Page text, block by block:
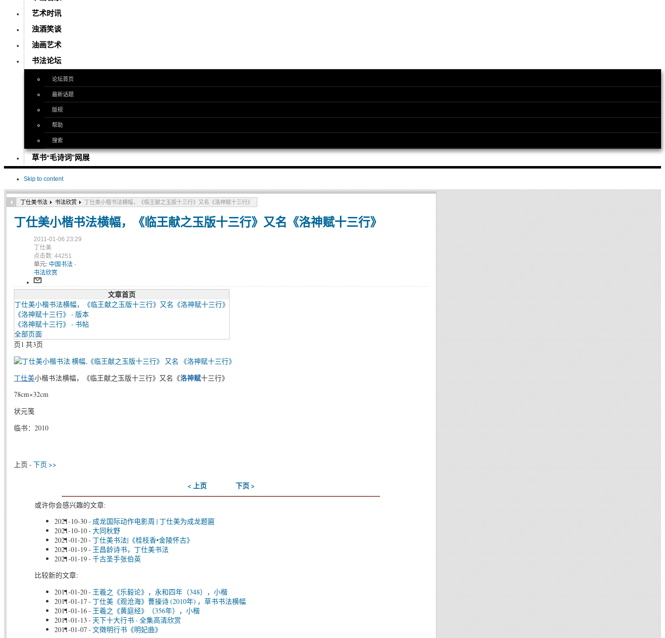
艺术时讯
浊酒笑谈
油画艺术
书法论坛
论坛首页
最新话题
版规
帮助
搜索
草书“毛诗词”网展
Skip to content
丁仕美书法 书法欣赏 丁仕美小楷书法横幅，《临王献之玉版十三行》又名《洛神赋十三行》
丁仕美小楷书法横幅，《临王献之玉版十三行》又名《洛神赋十三行》
2011-01-06 23:29
丁仕美
点击数: 44251
单元: 中国书法 -
书法欣赏
文章首页
丁仕美小楷书法横幅，《临王献之玉版十三行》又名《洛神赋十三行》
《洛神赋十三行》 - 版本
《洛神赋十三行》 - 书帖
全部页面
页1 共3页
丁仕美小楷书法横幅，《临王献之玉版十三行》又名《洛神赋十三行》
78cm×32cm
状元笺
临书：2010
上页 - 下页 >>
< 上页 下页 >
或许你会感兴趣的文章:
2021-10-30- 成龙国际动作电影周 | 丁仕美为成龙题匾
2021-10-10- 大同秋野
2021-01-20- 丁仕美书法|《桂枝香•金陵怀古》
2021-01-19- 王昌龄诗书，丁仕美书法
2021-01-19- 千古圣手张伯英
比较新的文章:
2011-01-20- 王羲之《乐毅论》，永和四年（348），小楷
2011-01-17 - 丁仕美《观沧海》曹操诗 (2010年) ，草书书法横幅
2011-01-16- 王羲之《黄庭经》（356年），小楷
2011-01-13 - 天下十大行书 - 全集高清欣赏
2011-01-07 - 文徵明行书《明妃曲》